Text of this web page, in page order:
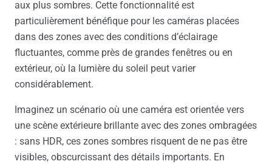
aux plus sombres. Cette fonctionnalité est
particulièrement bénéfique pour les caméras placées
dans des zones avec des conditions d’éclairage
fluctuantes, comme près de grandes fenêtres ou en
extérieur, où la lumière du soleil peut varier
considérablement.
Imaginez un scénario où une caméra est orientée vers
une scène extérieure brillante avec des zones ombragées
: sans HDR, ces zones sombres risquent de ne pas être
visibles, obscurcissant des détails importants. En